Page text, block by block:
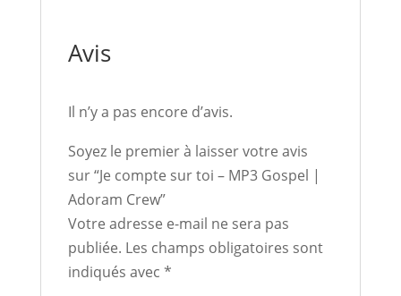
Avis
Il n’y a pas encore d’avis.
Soyez le premier à laisser votre avis
sur “Je compte sur toi – MP3 Gospel |
Adoram Crew”
Votre adresse e-mail ne sera pas
publiée. Les champs obligatoires sont
indiqués avec *